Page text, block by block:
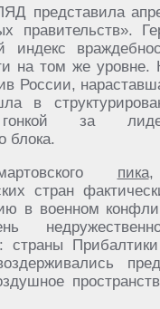
представила
правительств».
индекс
на том же уровне.
России,
в
гонкой за
блока.
пика,
стран
в военном
страны